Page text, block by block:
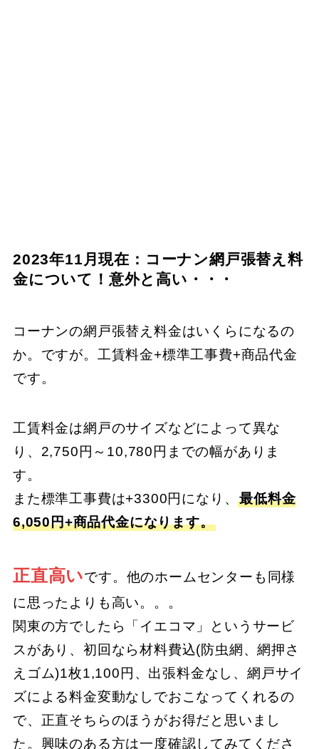
2023年11月現在：コーナン網戸張替え料
金について！意外と高い・・・
コーナンの網戸張替え料金はいくらになるの
か。ですが。工賃料金+標準工事費+商品代金
です。
工賃料金は網戸のサイズなどによって異な
り、2,750円～10,780円までの幅がありま
す。
また標準工事費は+3300円になり、最低料金
6,050円+商品代金になります。
正直高いです。他のホームセンターも同様
に思ったよりも高い。。。
関東の方でしたら「イエコマ」というサービ
スがあり、初回なら材料費込(防虫網、網押さ
えゴム)1枚1,100円、出張料金なし、網戸サイ
ズによる料金変動なしでおこなってくれるの
で、正直そちらのほうがお得だと思いまし
た。興味のある方は一度確認してみてくださ